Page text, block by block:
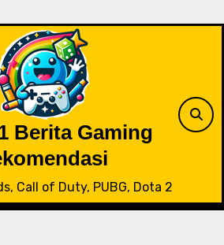
Berita Gaming
Call of Duty, PUBG, Dota 2